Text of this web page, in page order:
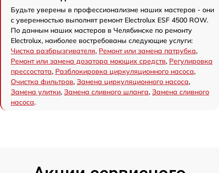
Будьте уверены в профессионализме наших мастеров - они
с уверенностью выполнят ремонт Electrolux ESF 4500 ROW.
По данным наших мастеров в Челябинске по ремонту
Electrolux, наиболее востребованы следующие услуги:
Чистка разбрызгивателя, Ремонт или замена патрубка,
Ремонт или замена дозатора моющих средств, Регулировка
прессостата, Разблокировка циркуляционного насоса,
Очистка фильтров, Замена циркуляционного насоса,
Замена улитки, Замена сливного шланга, Замена сливного
насоса.